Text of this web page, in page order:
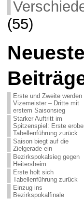
(55)
Neueste
Erste und Zweite werden
Vizemeister – Dritte mit
erstem Saisonsieg
Starker Auftritt im
Spitzenspiel: Erste
Tabellenführung zurück
Saison biegt auf die
Zielgerade ein
Bezirkspokalsieg gegen
Heitersheim
Erste holt sich
Tabellenführung zurück
Einzug ins
Bezirkspokalfinale